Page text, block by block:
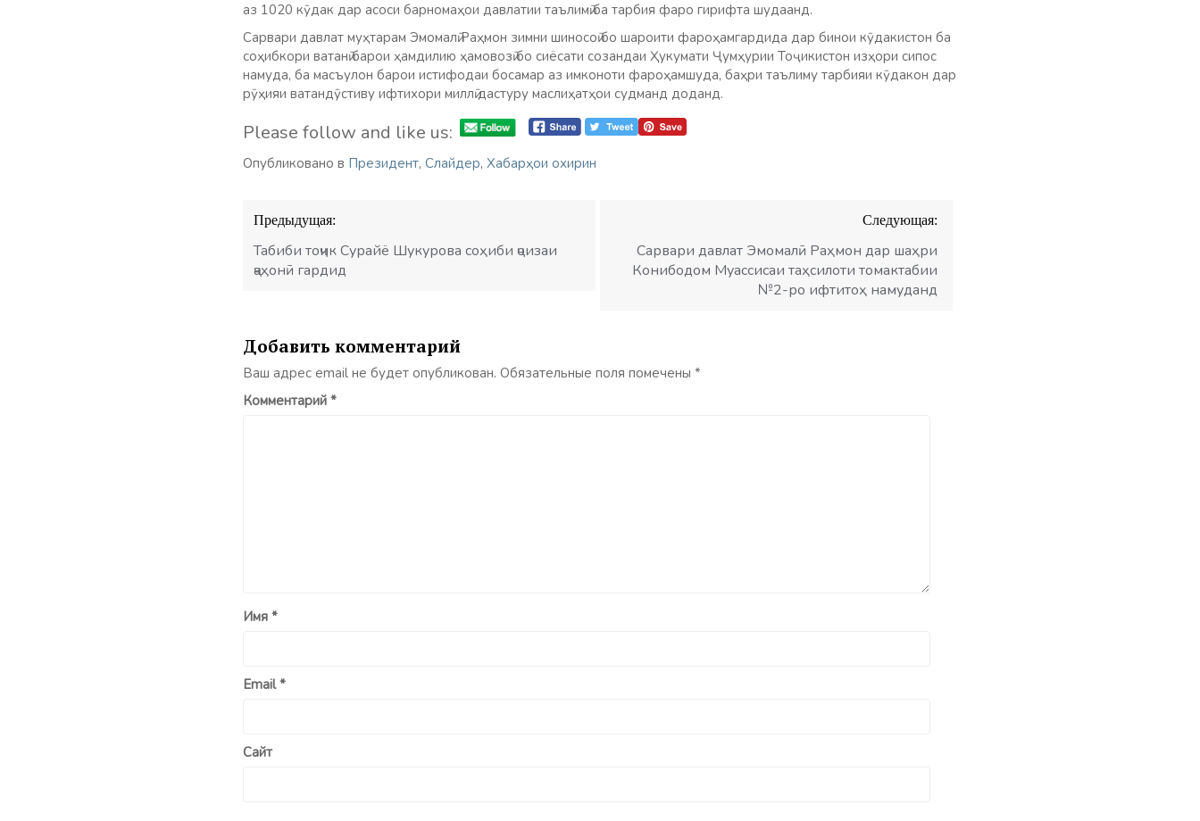
аз 1020 кӯдак дар асоси барномаҳои давлатии таълимӣ ба тарбия фаро гирифта шудаанд.
Сарвари давлат муҳтарам Эмомалӣ Раҳмон зимни шиносоӣ бо шароити фароҳамгардида дар бинои кӯдакистон ба
соҳибкори ватанӣ барои ҳамдилию ҳамовозӣ бо сиёсати созандаи Ҳукумати Ҷумҳурии Тоҷикистон изҳори сипос
намуда, ба масъулон барои истифодаи босамар аз имконоти фароҳамшуда, баҳри таълиму тарбияи кӯдакон дар
рӯҳияи ватандӯстиву ифтихори миллӣ дастуру маслиҳатҳои судманд доданд.
Please follow and like us:
Опубликовано в Президент, Слайдер, Хабарҳои охирин
Навигация
по
записям
Предыдущая:
Табиби тоҷик Сурайё Шукурова соҳиби ҷоизаи
ҷаҳонӣ гардид
Следующая:
Сарвари давлат Эмомалӣ Раҳмон дар шаҳри
Конибодом Муассисаи таҳсилоти томактабии
№2-ро ифтитоҳ намуданд
Добавить комментарий
Ваш адрес email не будет опубликован. Обязательные поля помечены *
Комментарий *
Имя *
Email*
Сайт